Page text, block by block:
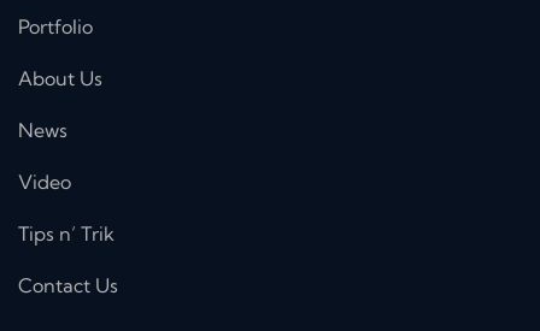
Portfolio
About Us
News
Video
Tips n’ Trik
Contact Us